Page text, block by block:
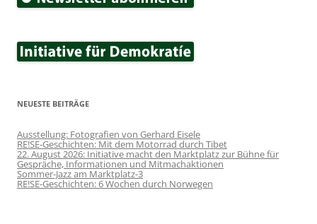
NEUESTE BEITRÄGE
Ausstellung: Fotografien von Gerhard Eisele
RE!SE-Geschichten: Mit dem Motorrad durch Tibet
22. August 2026: Initiative macht den Marktplatz zur Bühne für
Gespräche, Informationen und Mitmachaktionen
Sommer-Jazz am Marktplatz-3
RE!SE-Geschichten: 6 Wochen durch Norwegen